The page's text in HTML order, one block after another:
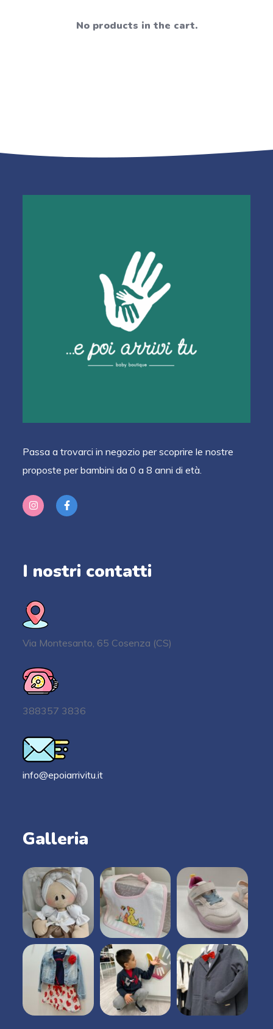
No products in the cart.
Passa a trovarci in negozio per scoprire le nostre
proposte per bambini da 0 a 8 anni di età.
I nostri contatti
Via Montesanto, 65 Cosenza (CS)
388357 3836
info@epoiarrivitu.it
Galleria